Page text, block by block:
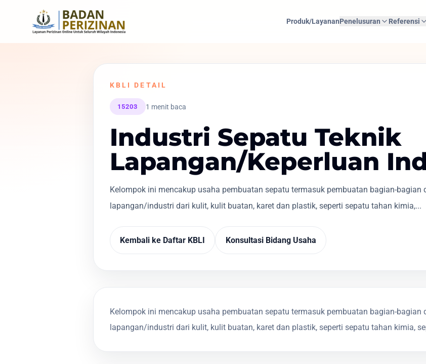
Produk/LayananPenelusuran Referensi
KBLI DETAIL
15203 1 menit baca
Industri Sepatu Teknik
Lapangan/Keperluan
Kelompok ini mencakup usaha pembuatan sepatu termasuk pembuatan bagian-bagian
lapangan/industri dari kulit, kulit buatan, karet dan plastik, seperti sepatu tahan kimia,...
Kembali ke Daftar KBLI Konsultasi Bidang Usaha
Kelompok ini mencakup usaha pembuatan sepatu termasuk pembuatan bagian-bagian
lapangan/industri dari kulit, kulit buatan, karet dan plastik, seperti sepatu tahan kimia,